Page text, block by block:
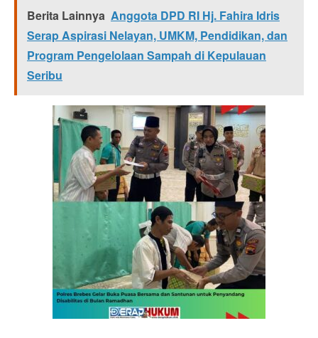
Berita Lainnya Anggota DPD RI Hj. Fahira Idris
Serap Aspirasi Nelayan, UMKM, Pendidikan, dan
Program Pengelolaan Sampah di Kepulauan
Seribu